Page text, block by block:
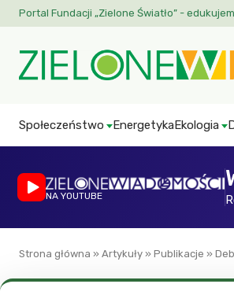
Portal Fundacji „Zielone Światło” -
Społeczeństwo EnergetykaEkologia
NA YOUTUBE
Strona główna » Artykuły » Publikacje »